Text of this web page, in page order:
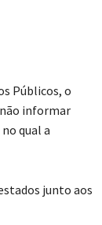
Públicos, o
informar
qual a
junto aos